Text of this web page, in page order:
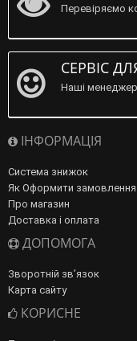
Перевіряємо
СЕРВІС
Наші
ІНФОРМАЦІЯ
Система знижок
Як Оформити замовлення
Про магазин
Доставка і оплата
ДОПОМОГА
Зворотній зв’язок
Карта сайту
КОРИСНЕ